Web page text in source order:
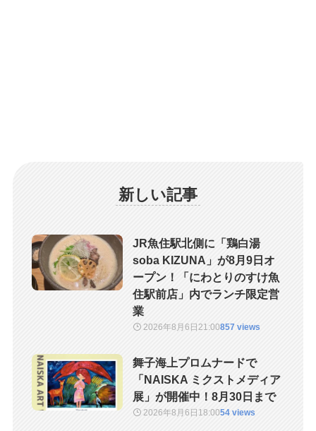
新しい記事
JR魚住駅北側に「鶏白湯
soba KIZUNA」が8月9日オ
ープン！「にわとりのすけ魚
住駅前店」内でランチ限定営
業
2026年8月6日 21:00857 views
舞子海上プロムナードで
「NAISKA ミクストメディア
展」が開催中！8月30日まで
2026年8月6日 18:0054 views